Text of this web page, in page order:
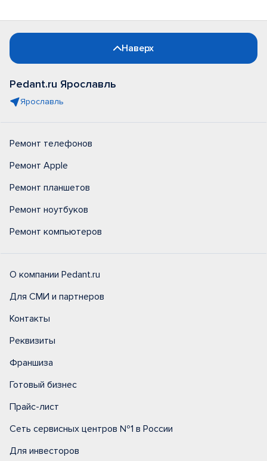
Наверх
Pedant.ru Ярославль
Ярославль
Ремонт телефонов
Ремонт Apple
Ремонт планшетов
Ремонт ноутбуков
Ремонт компьютеров
О компании Pedant.ru
Для СМИ и партнеров
Контакты
Реквизиты
Франшиза
Готовый бизнес
Прайс-лист
Сеть сервисных центров №1 в России
Для инвесторов